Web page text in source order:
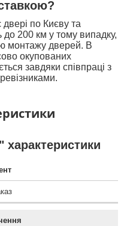
по Києву та
до 200 км у тому випадку,
монтажу дверей. В
окупованих
завдяки співпраці з